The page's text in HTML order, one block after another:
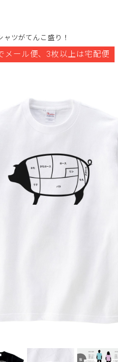
ツがてんこ盛り！
メール便、3枚以上は宅配便